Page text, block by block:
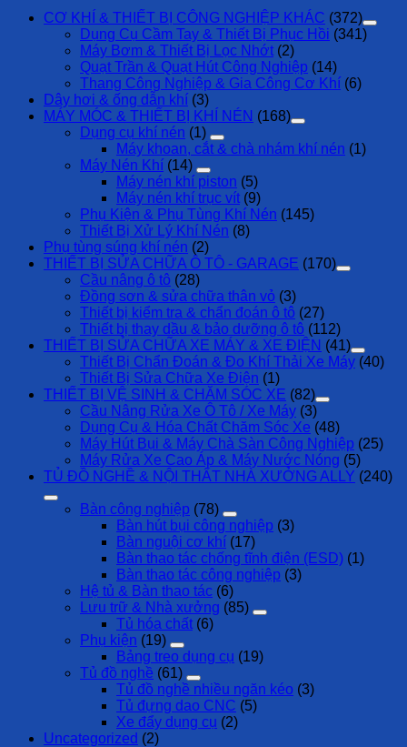
CƠ KHÍ & THIẾT BỊ CÔNG NGHIỆP KHÁC (372)
Dụng Cụ Cầm Tay & Thiết Bị Phục Hồi (341)
Máy Bơm & Thiết Bị Lọc Nhớt (2)
Quạt Trần & Quạt Hút Công Nghiệp (14)
Thang Công Nghiệp & Gia Công Cơ Khí (6)
Dây hơi & ống dẫn khí (3)
MÁY MÓC & THIẾT BỊ KHÍ NÉN (168)
Dụng cụ khí nén (1)
Máy khoan, cắt & chà nhám khí nén (1)
Máy Nén Khí (14)
Máy nén khí piston (5)
Máy nén khí trục vít (9)
Phụ Kiện & Phụ Tùng Khí Nén (145)
Thiết Bị Xử Lý Khí Nén (8)
Phụ tùng súng khí nén (2)
THIẾT BỊ SỬA CHỮA Ô TÔ - GARAGE (170)
Cầu nâng ô tô (28)
Đồng sơn & sửa chữa thân vỏ (3)
Thiết bị kiểm tra & chẩn đoán ô tô (27)
Thiết bị thay dầu & bảo dưỡng ô tô (112)
THIẾT BỊ SỬA CHỮA XE MÁY & XE ĐIỆN (41)
Thiết Bị Chẩn Đoán & Đo Khí Thải Xe Máy (40)
Thiết Bị Sửa Chữa Xe Điện (1)
THIẾT BỊ VỆ SINH & CHĂM SÓC XE (82)
Cầu Nâng Rửa Xe Ô Tô / Xe Máy (3)
Dụng Cụ & Hóa Chất Chăm Sóc Xe (48)
Máy Hút Bụi & Máy Chà Sàn Công Nghiệp (25)
Máy Rửa Xe Cao Áp & Máy Nước Nóng (5)
TỦ ĐỒ NGHỀ & NỘI THẤT NHÀ XƯỞNG ALLY (240)
Bàn công nghiệp (78)
Bàn hút bụi công nghiệp (3)
Bàn nguội cơ khí (17)
Bàn thao tác chống tĩnh điện (ESD) (1)
Bàn thao tác công nghiệp (3)
Hệ tủ & Bàn thao tác (6)
Lưu trữ & Nhà xưởng (85)
Tủ hóa chất (6)
Phụ kiện (19)
Bảng treo dụng cụ (19)
Tủ đồ nghề (61)
Tủ đồ nghề nhiều ngăn kéo (3)
Tủ đựng dao CNC (5)
Xe đẩy dụng cụ (2)
Uncategorized (2)